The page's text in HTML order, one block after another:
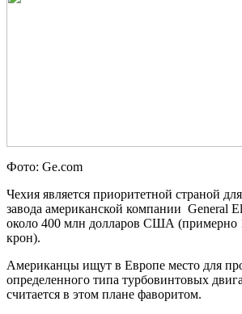
Фото: Ge.com
Чехия является приоритетной страной
завода американской компании General
около 400 млн долларов США (примерно
крон).
Американцы ищут в Европе место для
определенного типа турбовинтовых
считается в этом плане фаворитом.